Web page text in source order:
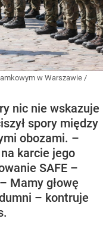
w Warszawie /
nic nie wskazuje
spory między
obozami. –
karcie jego
SAFE –
Mamy głowę
– kontruje